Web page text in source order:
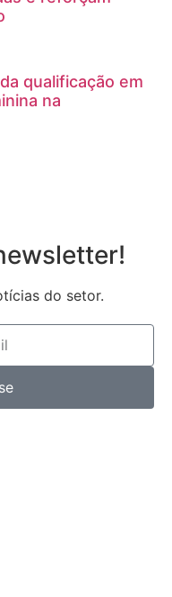
qualificação em
na
do setor.